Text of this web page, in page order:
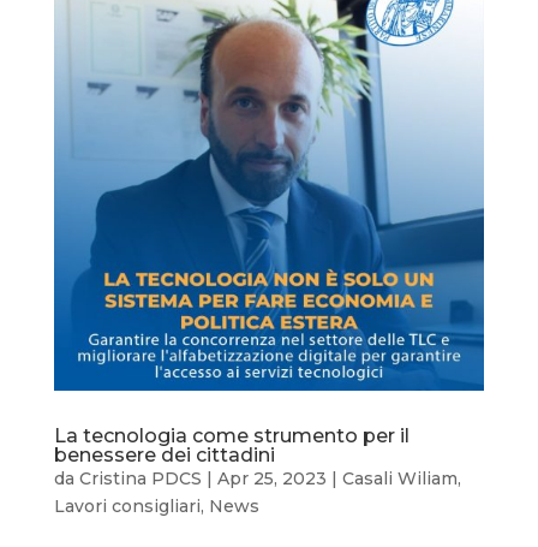
La tecnologia come strumento per il
benessere dei cittadini
da Cristina PDCS Apr 25, 2023 Casali Wiliam,
Lavori consigliari, News